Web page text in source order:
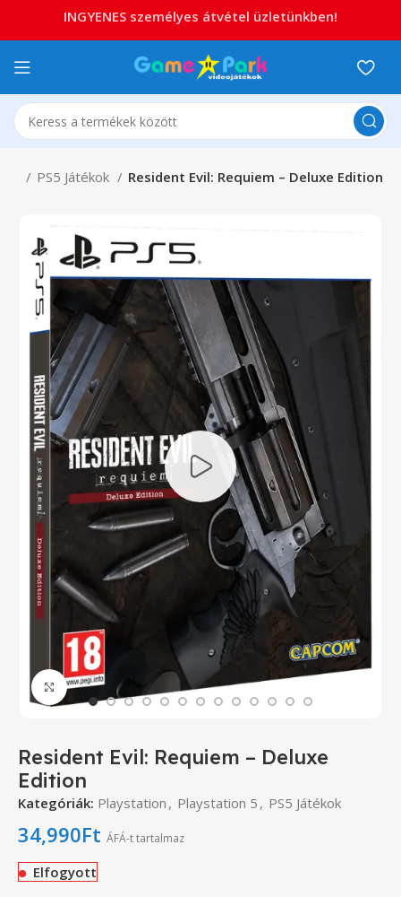
PS5 Játékok Resident Evil: Requiem – Deluxe Edition
Click to enlarge
Resident Evil: Requiem – Deluxe
Edition
Kategóriák: Playstation , Playstation 5 , PS5 Játékok
34,990Ft ÁFÁ-t tartalmaz
Elfogyott
INGYENES személyes átvétel üzletünkben!